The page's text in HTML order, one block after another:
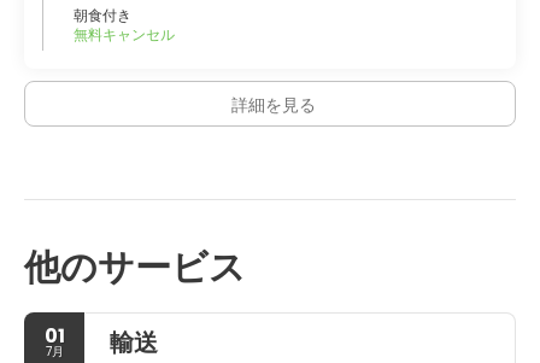
朝食付き
無料キャンセル
詳細を見る
他のサービス
01
7月 輸送